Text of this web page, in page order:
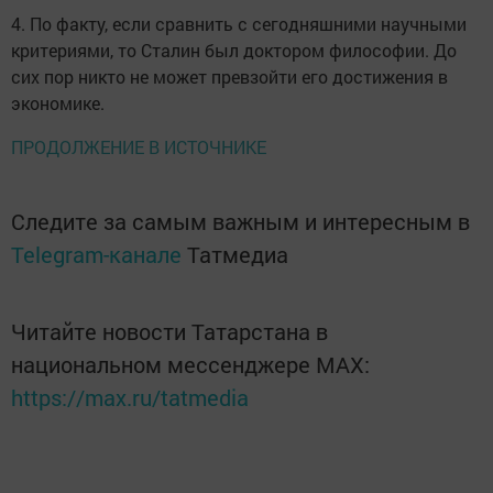
4. По факту, если сравнить с сегодняшними научными
критериями, то Сталин был доктором философии. До
сих пор никто не может превзойти его достижения в
экономике.
ПРОДОЛЖЕНИЕ В ИСТОЧНИКЕ
Следите за самым важным и интересным в
Telegram-канале Татмедиа
Читайте новости Татарстана в
национальном мессенджере MАХ:
https://max.ru/tatmedia